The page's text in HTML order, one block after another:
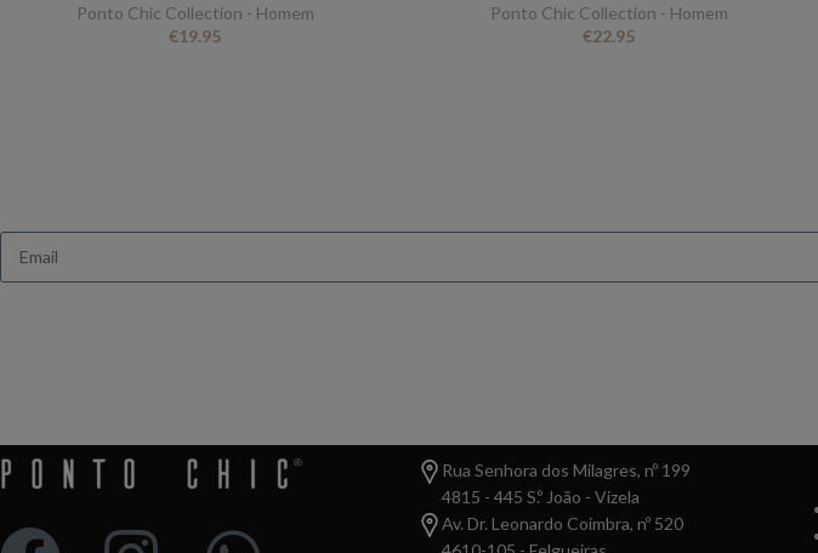
Ponto Chic Collection - Homem
€19.95
Ponto Chic Collection - Homem
€22.95
Rua Senhora dos Milagres, nº 199
4815 - 445 S.º João - Vizela
Av. Dr. Leonardo Coimbra, nº 520